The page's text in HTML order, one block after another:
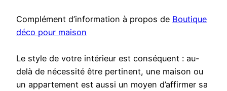
Complément d’information à propos de Boutique
déco pour maison
Le style de votre intérieur est conséquent : au-
delà de nécessité être pertinent, une maison ou
un appartement est aussi un moyen d’affirmer sa